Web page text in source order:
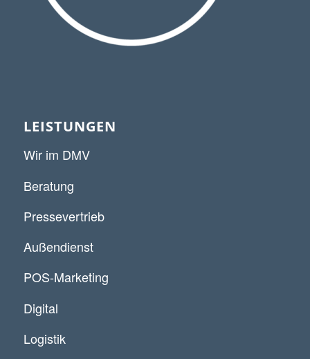
LEISTUNGEN
Wir im DMV
Beratung
Pressevertrieb
Außendienst
POS-Marketing
Digital
Logistik